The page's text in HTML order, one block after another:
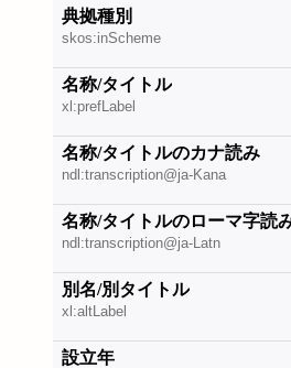
典拠種別
skos:inScheme
名称/タイトル
xl:prefLabel
名称/タイトルのカナ読み
ndl:transcription@ja-Kana
名称/タイトルのローマ字読
ndl:transcription@ja-Latn
別名/別タイトル
xl:altLabel
設立年